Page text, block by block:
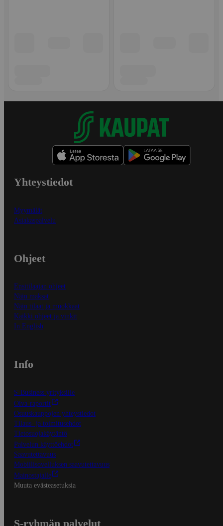
Yhteystiedot
Myymälät
Asiakaspalvelu
Ohjeet
Ensitilaajan ohjeet
Näin maksat
Näin tilaat ja muokkaat
Kaikki ohjeet ja vinkit
In English
Info
S-Business yrityksille
Oiva-raportit
Osuuskauppojen yhteystiedot
Tilaus- ja toimitusehdot
Tietosuojakäytäntö
Palvelun käyttöehdot
Saavutettavuus
Mobiilisovelluksen saavutettavuus
Mainostajalle
Muuta evästeasetuksia
S-ryhmän palvelut